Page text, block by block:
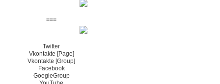
===
Twitter
Vkontakte [Page]
Vkontakte [Group]
Facebook
GoogleGroup